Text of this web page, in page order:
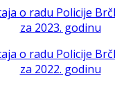
o radu Policije
za 2023. godinu
o radu Policije
za 2022. godinu